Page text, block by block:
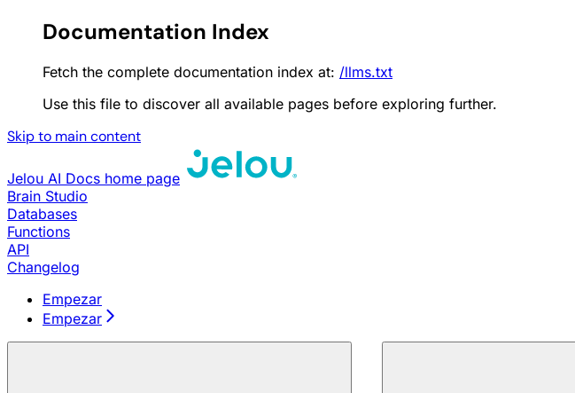
Documentation Index
Fetch the complete documentation index at: /llms.txt
Use this file to discover all available pages before exploring further.
Skip to main content
Jelou AI Docs home page
Brain Studio
Databases
Functions
API
Changelog
Empezar
Empezar